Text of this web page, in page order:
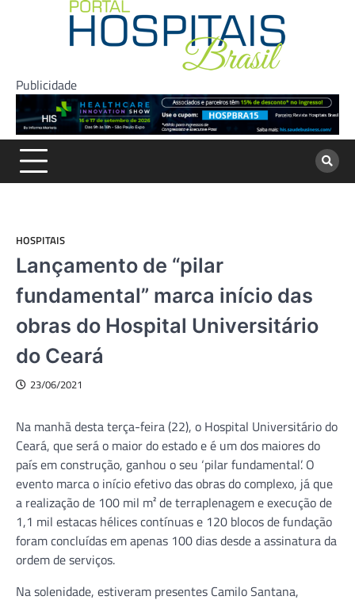
Publicidade
HOSPITAIS
Lançamento de “pilar
fundamental” marca início das
obras do Hospital Universitário
do Ceará
23/06/2021
Na manhã desta terça-feira (22), o Hospital Universitário do
Ceará, que será o maior do estado e é um dos maiores do
país em construção, ganhou o seu ‘pilar fundamental’. O
evento marca o início efetivo das obras do complexo, já que
a realização de 100 mil m² de terraplenagem e execução de
1,1 mil estacas hélices contínuas e 120 blocos de fundação
foram concluídas em apenas 100 dias desde a assinatura da
ordem de serviços.
Na solenidade, estiveram presentes Camilo Santana,